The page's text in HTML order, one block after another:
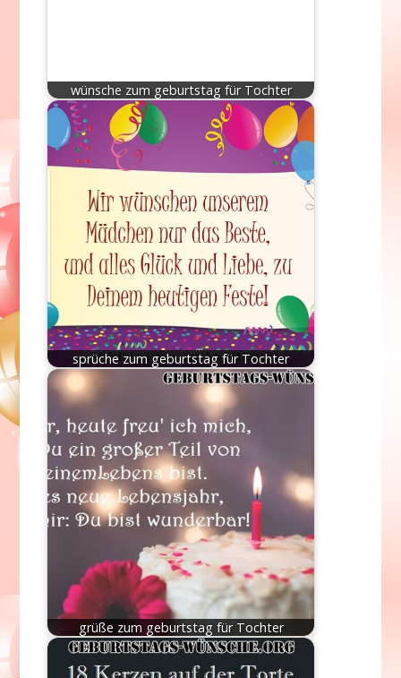
wünsche zum geburtstag für Tochter
sprüche zum geburtstag für Tochter
grüße zum geburtstag für Tochter